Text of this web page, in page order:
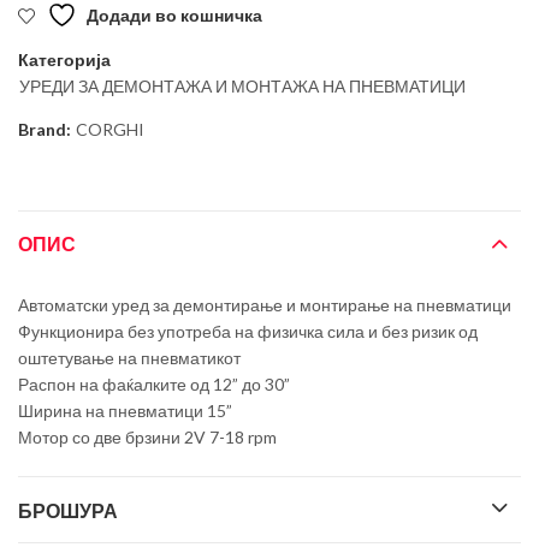
Додади во кошничка
Категорија
УРЕДИ ЗА ДЕМОНТАЖА И МОНТАЖА НА ПНЕВМАТИЦИ
Brand: CORGHI
ОПИС
Автоматски уред за демонтирање и монтирање на пневматици
Функционира без употреба на физичка сила и без ризик од
оштетување на пневматикот
Распон на фаќалките од 12” до 30”
Ширина на пневматици 15”
Мотор со две брзини 2V 7-18 rpm
БРОШУРА